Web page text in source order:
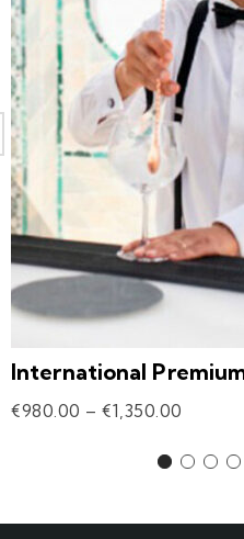
International
€980.00 – €1,350.00